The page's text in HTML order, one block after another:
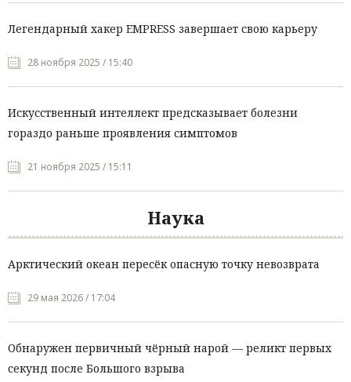
Легендарный хакер EMPRESS завершает свою карьеру
28 ноября 2025 / 15:40
Искусственный интеллект предсказывает болезни
гораздо раньше проявления симптомов
21 ноября 2025 / 15:11
Наука
Арктический океан пересёк опасную точку невозврата
29 мая 2026 / 17:04
Обнаружен первичный чёрный нарой — реликт первых
секунд после Большого взрыва